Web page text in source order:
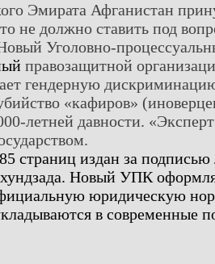
Эмирата Афганистан
не должно ставить под
Уголовно-
правозащитной
гендерную
«кафиров»
летней давности.
страниц издан за подписью
Новый УПК
юридическую
в современные